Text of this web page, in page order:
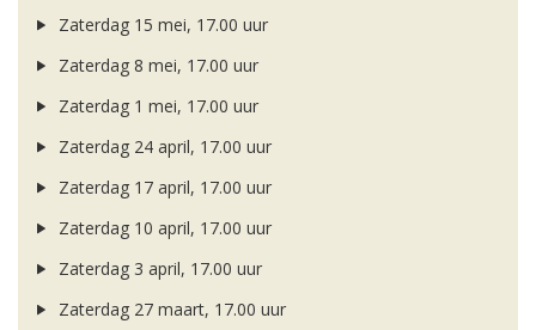
Zaterdag 15 mei, 17.00 uur
Zaterdag 8 mei, 17.00 uur
Zaterdag 1 mei, 17.00 uur
Zaterdag 24 april, 17.00 uur
Zaterdag 17 april, 17.00 uur
Zaterdag 10 april, 17.00 uur
Zaterdag 3 april, 17.00 uur
Zaterdag 27 maart, 17.00 uur